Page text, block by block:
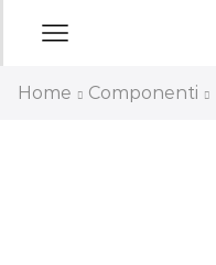
Home Componenti